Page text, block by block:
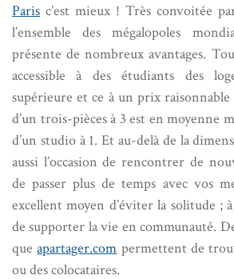
Paris c’est mieux ! Très convoitée
l’ensemble des mégalopoles
présente de nombreux avantages.
accessible à des étudiants des
supérieure et ce à un prix
d’un trois-pièces à 3 est en moyenne
d’un studio à 1. Et au-delà de la
aussi l’occasion de rencontrer de
de passer plus de temps avec vos
excellent moyen d’éviter la solitude ;
de supporter la vie en communauté.
queapartager.com permettent de
ou des colocataires.